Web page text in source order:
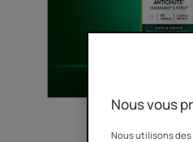
Nous vous
Nous utilisons